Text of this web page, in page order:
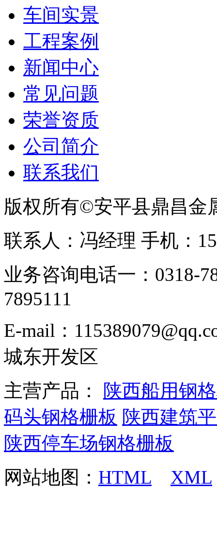
车间实景
工程案例
新闻中心
常见问题
荣誉资质
公司简介
联系我们
版权所有©安平县鼎昌金
联系人：冯经理 手机：
业务咨询电话一：0318-
7895111
E-mail：
城东开发区
主营产品： 陕西船用钢
码头钢格栅板 陕西建筑
陕西停车场钢格栅板
网站地图： HTML XML